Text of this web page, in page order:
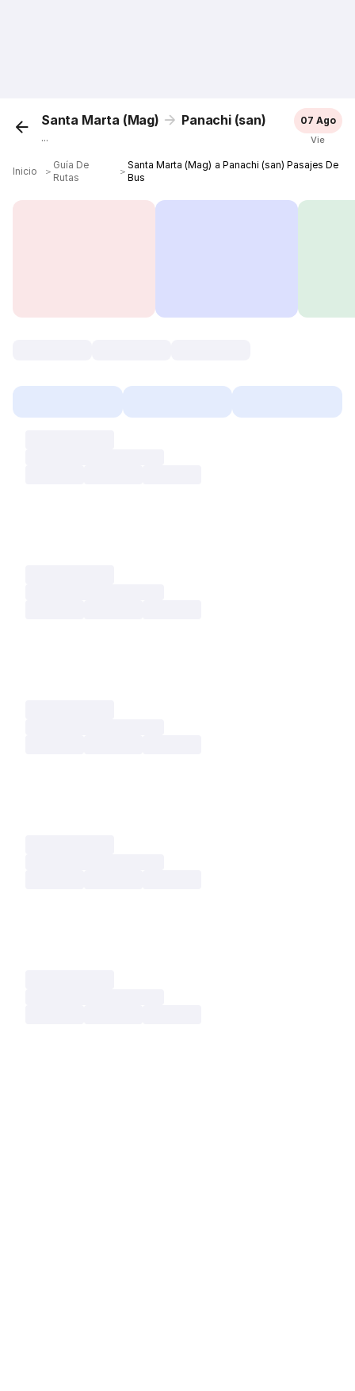
Santa Marta (Mag) Panachi (san)
...
07 Ago
Vie
Inicio ＞
Guía De
Rutas
＞
Santa Marta (Mag) a Panachi (san) Pasajes De
Bus